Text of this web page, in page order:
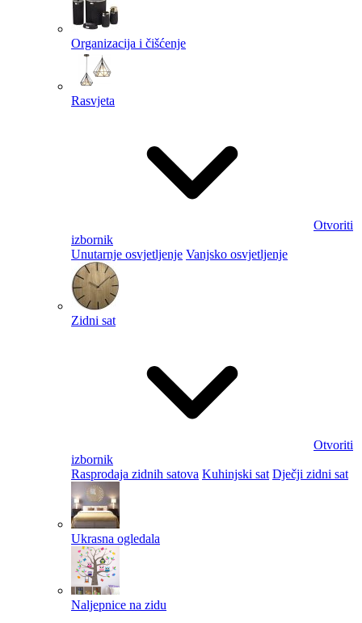
Organizacija i čišćenje
Rasvjeta
Otvoriti
izbornik
Unutarnje osvjetljenje Vanjsko osvjetljenje
Zidni sat
Otvoriti
izbornik
Rasprodaja zidnih satova Kuhinjski sat Dječji zidni sat
Ukrasna ogledala
Naljepnice na zidu